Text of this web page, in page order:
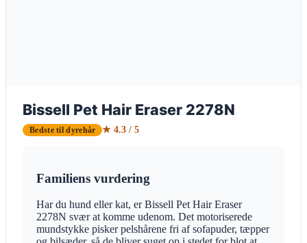
Bissell Pet Hair Eraser 2278N
Bedste til dyrehår ★ 4.3 / 5
Familiens vurdering
Har du hund eller kat, er Bissell Pet Hair Eraser
2278N svær at komme udenom. Det motoriserede
mundstykke pisker pelshårene fri af sofapuder, tæpper